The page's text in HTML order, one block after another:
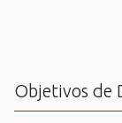
Objetivos de